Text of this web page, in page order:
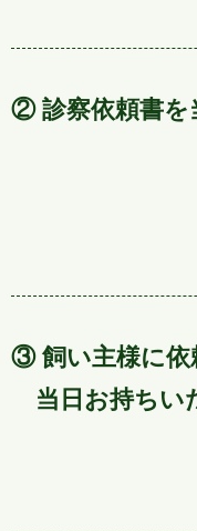
② 診察依頼書を
③ 飼い主様に依
当日お持ちい